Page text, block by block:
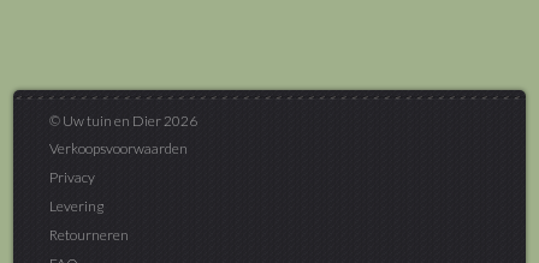
© Uw tuin en Dier 2026
Verkoopsvoorwaarden
Privacy
Levering
Retourneren